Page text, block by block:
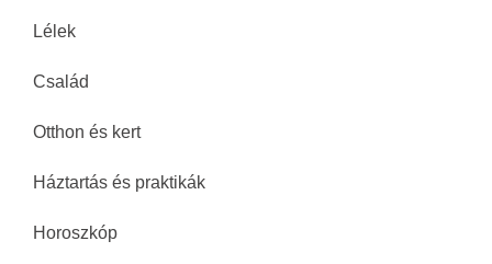
Lélek
Család
Otthon és kert
Háztartás és praktikák
Horoszkóp